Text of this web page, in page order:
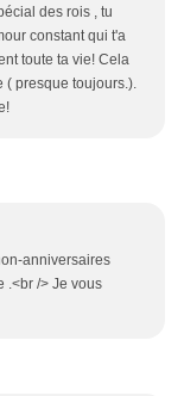
des rois , tu
constant qui t'a
toute ta vie! Cela
( presque toujours.).
anniversaires
.<br /> Je vous